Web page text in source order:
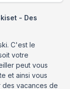
- Des
C'est le
votre
peut vous
et ainsi vous
des vacances de